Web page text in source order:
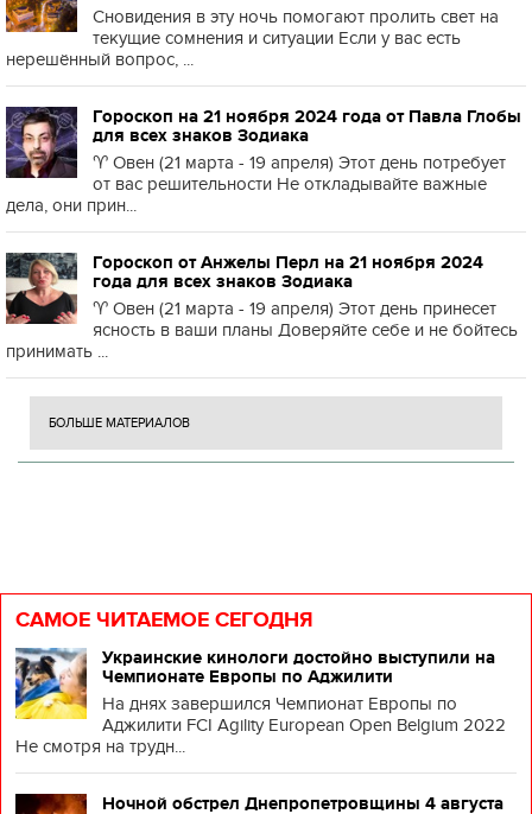
Сновидения в эту ночь помогают пролить свет на
текущие сомнения и ситуации Если у вас есть
нерешённый вопрос, ...
Гороскоп на 21 ноября 2024 года от Павла Глобы
для всех знаков Зодиака
♈️ Овен (21 марта - 19 апреля) Этот день потребует
от вас решительности Не откладывайте важные
дела, они прин...
Гороскоп от Анжелы Перл на 21 ноября 2024
года для всех знаков Зодиака
♈️ Овен (21 марта - 19 апреля) Этот день принесет
ясность в ваши планы Доверяйте себе и не бойтесь
принимать ...
БОЛЬШЕ МАТЕРИАЛОВ
САМОЕ ЧИТАЕМОЕ СЕГОДНЯ
Украинские кинологи достойно выступили на
Чемпионате Европы по Аджилити
На днях завершился Чемпионат Европы по
Аджилити FCI Agility European Open Belgium 2022
Не смотря на трудн...
Ночной обстрел Днепропетровщины 4 августа